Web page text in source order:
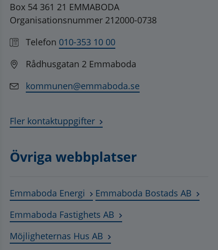
Box 54 361 21 EMMABODA
Organisationsnummer 212000-0738
Telefon 010-353 10 00
Rådhusgatan 2 Emmaboda
kommunen@emmaboda.se
Fler kontaktuppgifter
Övriga webbplatser
Emmaboda Energi Länk till annan webbplats,
Emmaboda Bostads AB
Emmaboda Fastighets AB Länk till annan
Möjligheternas Hus AB Länk till annan webbplats,